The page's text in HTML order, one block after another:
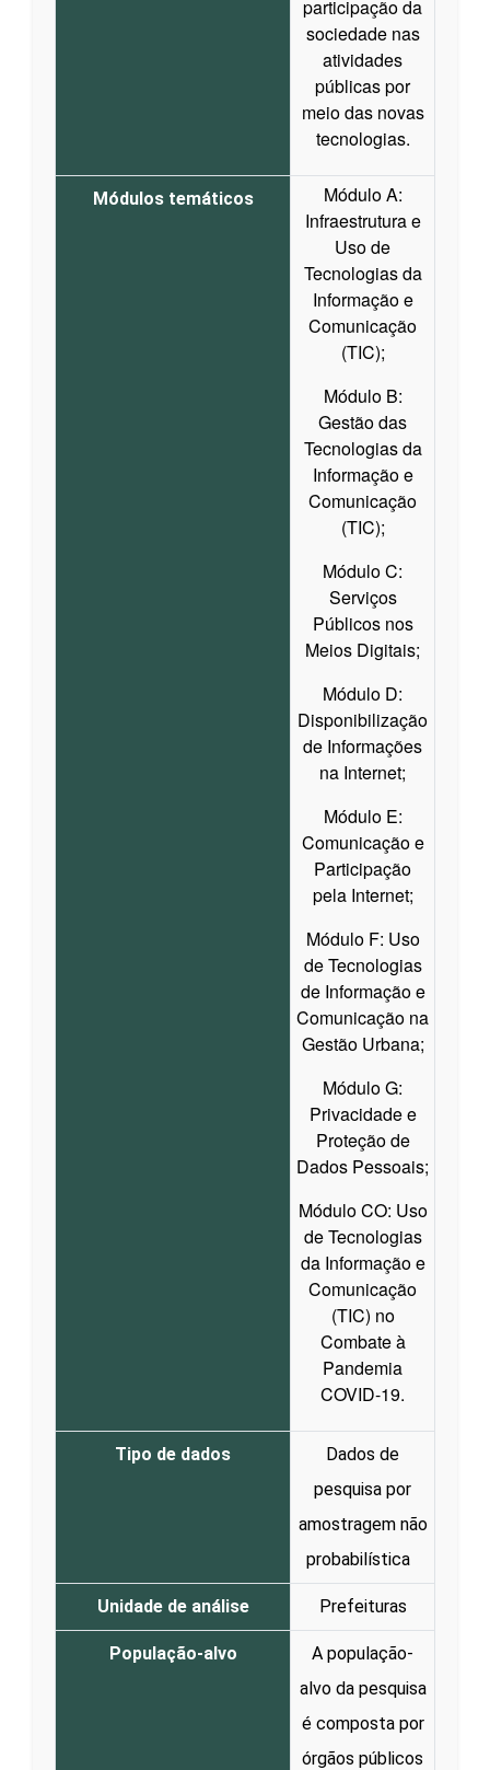
participação da
sociedade nas
atividades
públicas por
meio das novas
tecnologias.
Módulos temáticos
Módulo A:
Infraestrutura e
Uso de
Tecnologias da
Informação e
Comunicação
(TIC);
Módulo B:
Gestão das
Tecnologias da
Informação e
Comunicação
(TIC);
Módulo C:
Serviços
Públicos nos
Meios Digitais;
Módulo D:
Disponibilização
de Informações
na Internet;
Módulo E:
Comunicação e
Participação
pela Internet;
Módulo F: Uso
de Tecnologias
de Informação e
Comunicação na
Gestão Urbana;
Módulo G:
Privacidade e
Proteção de
Dados Pessoais;
Módulo CO: Uso
de Tecnologias
da Informação e
Comunicação
(TIC) no
Combate à
Pandemia
COVID-19.
Tipo de dados
Dados de
pesquisa por
amostragem não
probabilística
Unidade de análise Prefeituras
População-alvo
A população-
alvo da pesquisa
é composta por
órgãos públicos